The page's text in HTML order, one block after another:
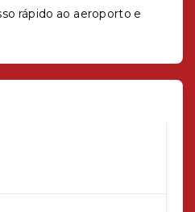
rápido ao aeroporto e